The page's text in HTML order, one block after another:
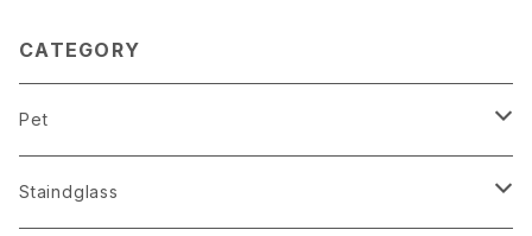
CATEGORY
Pet
Clothes
Staindglass